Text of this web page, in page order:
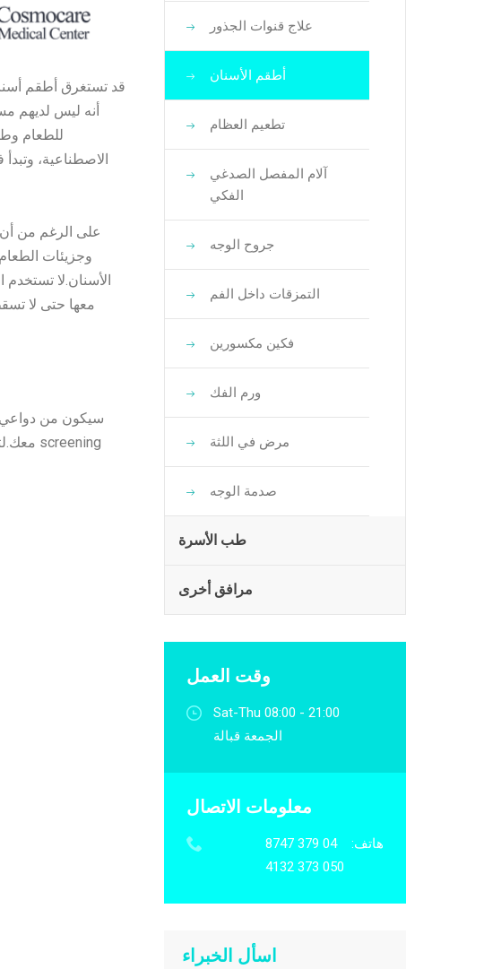
علاج قنوات الجذور
أطقم الأسنان
تطعيم العظام
آلام المفصل الصدغي
الفكي
جروح الوجه
التمزقات داخل الفم
فكين مكسورين
ورم الفك
مرض في اللثة
صدمة الوجه
طب الأسرة
مرافق أخرى
وقت العمل
Sat-Thu 08:00 - 21:00
الجمعة قبالة
معلومات الاتصال
هاتف:
04 379 8747
050 373 4132
اسأل الخبراء
قد تستغرق أطقم
أنه ليس لديهم
للطعام
الاصطناعية،
على الرغم من أن
وجزيئات
الأسنان.لا
معها حتى لا